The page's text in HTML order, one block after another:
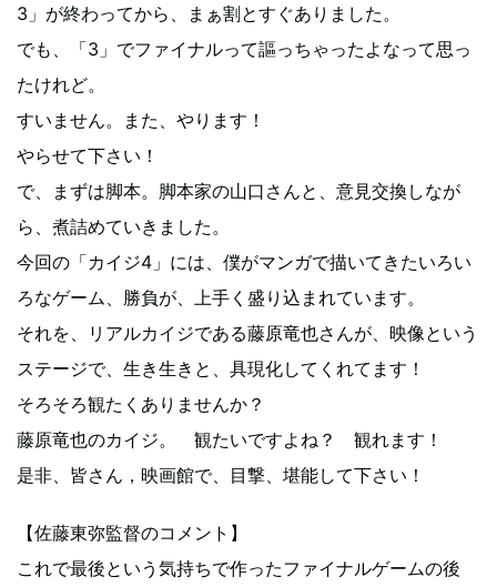
3」が終わってから、まぁ割とすぐありました。
でも、「3」でファイナルって謳っちゃったよなって思っ
たけれど。
すいません。また、やります！
やらせて下さい！
で、まずは脚本。脚本家の山口さんと、意見交換しなが
ら、煮詰めていきました。
今回の「カイジ4」には、僕がマンガで描いてきたいろい
ろなゲーム、勝負が、上手く盛り込まれています。
それを、リアルカイジである藤原竜也さんが、映像という
ステージで、生き生きと、具現化してくれてます！
そろそろ観たくありませんか？
藤原竜也のカイジ。 観たいですよね？ 観れます！
是非、皆さん，映画館で、目撃、堪能して下さい！
【佐藤東弥監督のコメント】
これで最後という気持ちで作ったファイナルゲームの後